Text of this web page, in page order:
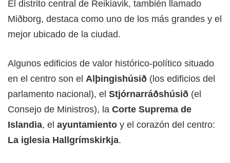
El distrito central de Reikiavik, también llamado
Miðborg, destaca como uno de los más grandes y el
mejor ubicado de la ciudad.
Algunos edificios de valor histórico-político situado
en el centro son el Alþingishúsið (los edificios del
parlamento nacional), el Stjórnarráðshúsið (el
Consejo de Ministros), la Corte Suprema de
Islandia, el ayuntamiento y el corazón del centro:
La iglesia Hallgrímskirkja.